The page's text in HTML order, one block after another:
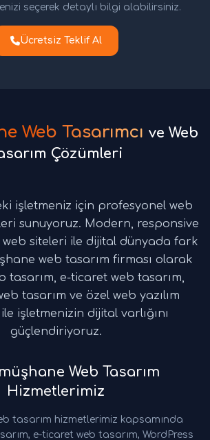
seçerek detaylı bilgi alabilirsiniz.
Ücretsiz Teklif Al
Web Tasarımcı ve Web
Çözümleri
işletmeniz için profesyonel web
sunuyoruz. Modern, responsive
web siteleri ile dijital dünyada fark
web tasarım firması olarak
tasarım, e-ticaret web tasarım,
tasarım ve özel web yazılım
işletmenizin dijital varlığını
güçlendiriyoruz.
Web Tasarım
Hizmetlerimiz
tasarım hizmetlerimiz kapsamında
e-ticaret web tasarım, WordPress